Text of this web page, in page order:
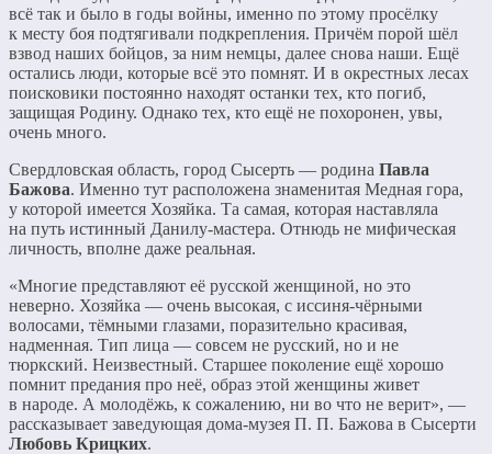
всё так и было в годы войны, именно по этому просёлку
к месту боя подтягивали подкрепления. Причём порой шёл
взвод наших бойцов, за ним немцы, далее снова наши. Ещё
остались люди, которые всё это помнят. И в окрестных лесах
поисковики постоянно находят останки тех, кто погиб,
защищая Родину. Однако тех, кто ещё не похоронен, увы,
очень много.
Свердловская область, город Сысерть — родина Павла
Бажова. Именно тут расположена знаменитая Медная гора,
у которой имеется Хозяйка. Та самая, которая наставляла
на путь истинный Данилу-мастера. Отнюдь не мифическая
личность, вполне даже реальная.
«Многие представляют её русской женщиной, но это
неверно. Хозяйка — очень высокая, с иссиня-чёрными
волосами, тёмными глазами, поразительно красивая,
надменная. Тип лица — совсем не русский, но и не
тюркский. Неизвестный. Старшее поколение ещё хорошо
помнит предания про неё, образ этой женщины живет
в народе. А молодёжь, к сожалению, ни во что не верит», —
рассказывает заведующая дома-музея П. П. Бажова в Сысерти
Любовь Крицких.